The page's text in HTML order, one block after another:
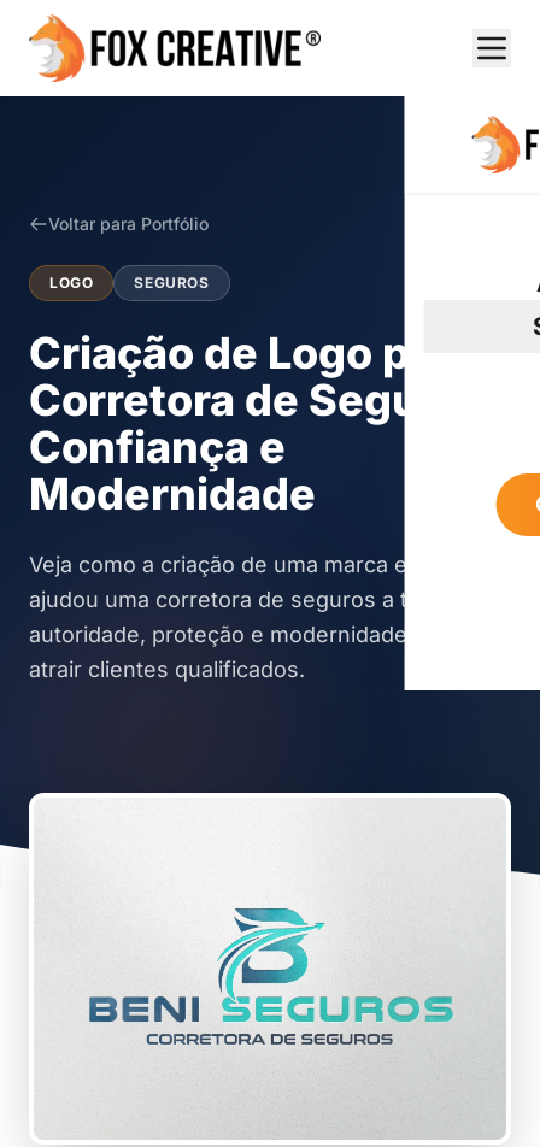
Voltar para Portfólio
LOGO SEGUROS
Criação de Logo para
Corretora de Seguros:
Confiança e
Modernidade
Veja como a criação de uma marca estratégica
ajudou uma corretora de seguros a transmitir
autoridade, proteção e modernidade para
atrair clientes qualificados.